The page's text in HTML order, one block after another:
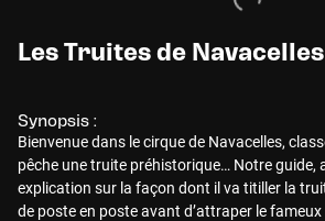
Les Truites de Navacelles
Synopsis :
Bienvenue dans le cirque de Navacelles,
pêche une truite préhistorique… Notre guide,
explication sur la façon dont il va titiller la
de poste en poste avant d’attraper le